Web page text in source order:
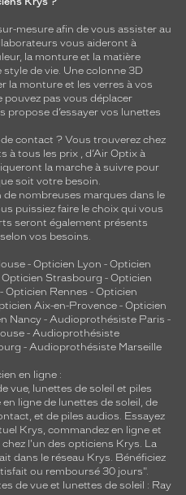
mesure afin de vous assister au
vous aideront à
la monture et la matière
de vie. Une colonne 3D
la monture et les verres à vos
pouvez pas vous déplacer
propose d’essayer vos lunettes
contact ? Vous trouverez chez
à tous les prix , d’Air Optix à
la marche à suivre pour
soit votre besoin.
nombreuses marques dans le
puissiez faire le choix qui vous
seront également présents
vos besoins.
- Opticien Lyon - Opticien
Opticien Strasbourg - Opticien
- Opticien Rennes - Opticien
Aix-en-Provence - Opticien
Nancy - Audioprothésiste Paris -
- Audioprothésiste
- Audioprothésiste Marseille
en ligne :
vue, lunettes de soleil et piles
ligne de lunettes de soleil, de
, et de piles audios. Essayez
Krys, commandez en ligne et
l'un des opticiens Krys. La
dans le réseau Krys. Bénéficiez
ou remboursé 30 jours".
de vue et lunettes de soleil : Ray